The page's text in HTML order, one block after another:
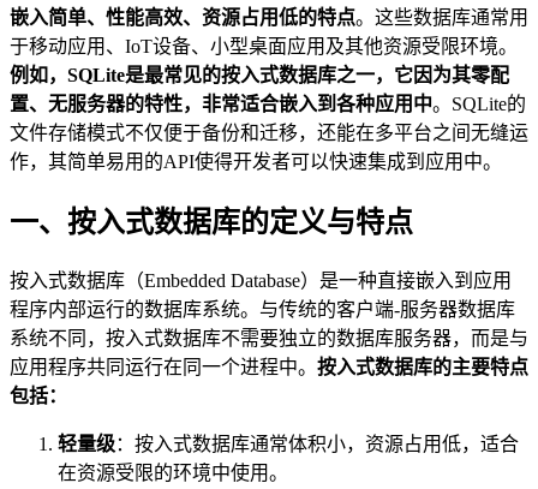
嵌入简单、性能高效、资源占用低的特点。这些数据库通常用
于移动应用、IoT设备、小型桌面应用及其他资源受限环境。
例如，SQLite是最常见的按入式数据库之一，它因为其零配
置、无服务器的特性，非常适合嵌入到各种应用中。SQLite的
文件存储模式不仅便于备份和迁移，还能在多平台之间无缝运
作，其简单易用的API使得开发者可以快速集成到应用中。
一、按入式数据库的定义与特点
按入式数据库（Embedded Database）是一种直接嵌入到应用
程序内部运行的数据库系统。与传统的客户端-服务器数据库
系统不同，按入式数据库不需要独立的数据库服务器，而是与
应用程序共同运行在同一个进程中。 按入式数据库的主要特点
包括：
轻量级：按入式数据库通常体积小，资源占用低，适合
在资源受限的环境中使用。